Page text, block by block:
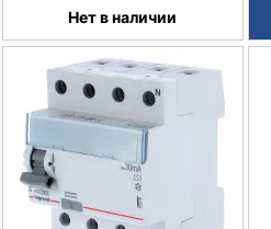
Нет в наличии